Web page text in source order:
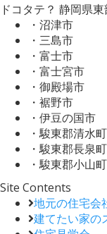
ドコタテ？ 静岡県
・沼津市
・三島市
・富士市
・富士宮市
・御殿場市
・裾野市
・伊豆の国市
・駿東郡清水町
・駿東郡長泉町
・駿東郡小山町
Site Contents
地元の住宅会
建てたい家の